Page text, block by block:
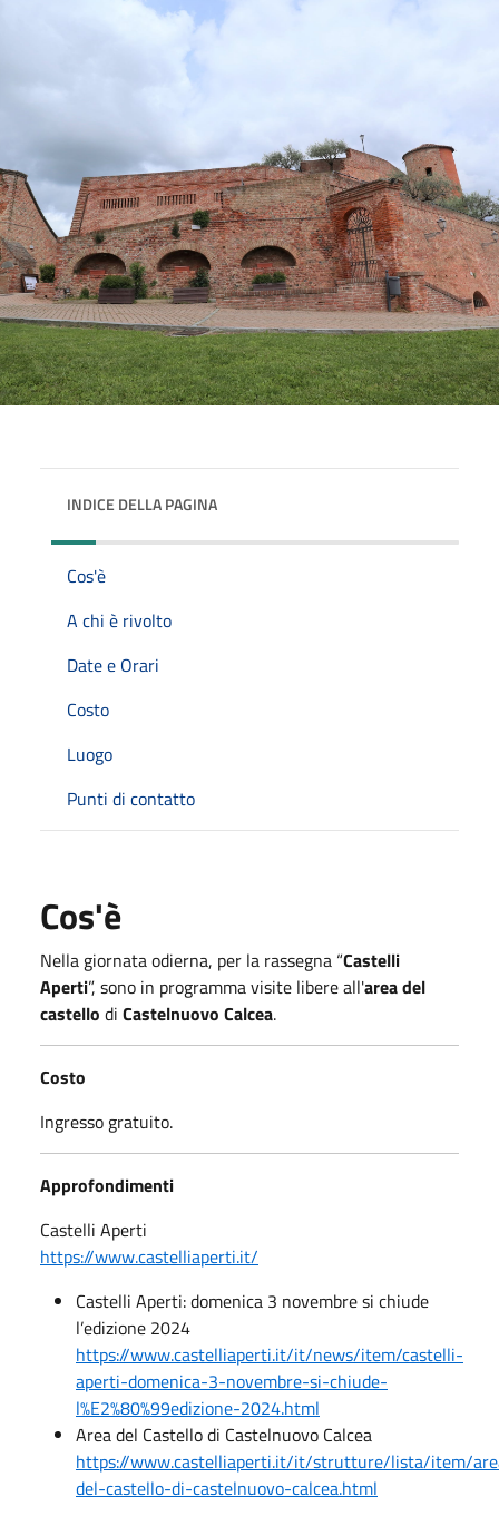
INDICE DELLA PAGINA
Cos'è
A chi è rivolto
Date e Orari
Costo
Luogo
Punti di contatto
Cos'è
Nella giornata odierna, per la rassegna “Castelli
Aperti”, sono in programma visite libere all'area del
castello di Castelnuovo Calcea.
Costo
Ingresso gratuito.
Approfondimenti
Castelli Aperti
https://www.castelliaperti.it/
Castelli Aperti: domenica 3 novembre si chiude
l’edizione 2024
https://www.castelliaperti.it/it/news/item/castelli-
aperti-domenica-3-novembre-si-chiude-
l%E2%80%99edizione-2024.html
Area del Castello di Castelnuovo Calcea
https://www.castelliaperti.it/it/strutture/lista/item/
del-castello-di-castelnuovo-calcea.html